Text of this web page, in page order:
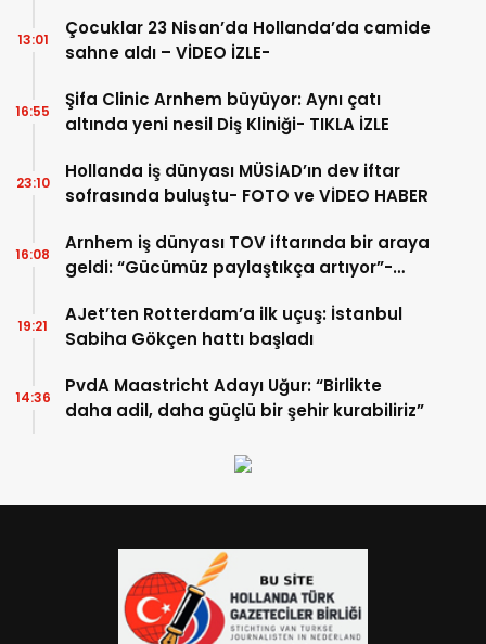
Çocuklar 23 Nisan’da Hollanda’da camide
sahne aldı – VİDEO İZLE-
13:01
Şifa Clinic Arnhem büyüyor: Aynı çatı
altında yeni nesil Diş Kliniği- TIKLA İZLE
16:55
Hollanda iş dünyası MÜSİAD’ın dev iftar
sofrasında buluştu- FOTO ve VİDEO HABER
23:10
Arnhem iş dünyası TOV iftarında bir araya
geldi: “Gücümüz paylaştıkça artıyor”-
16:08
AJet’ten Rotterdam’a ilk uçuş: İstanbul
Sabiha Gökçen hattı başladı
19:21
PvdA Maastricht Adayı Uğur: “Birlikte
daha adil, daha güçlü bir şehir kurabiliriz”
14:36